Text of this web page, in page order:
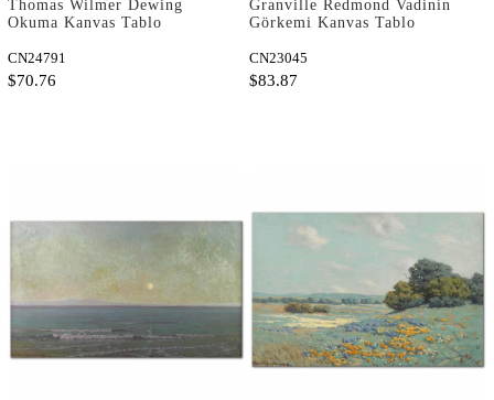
Thomas Wilmer Dewing
Okuma Kanvas Tablo
CN24791
$70.76
Granville Redmond Vadinin
Görkemi Kanvas Tablo
CN23045
$83.87